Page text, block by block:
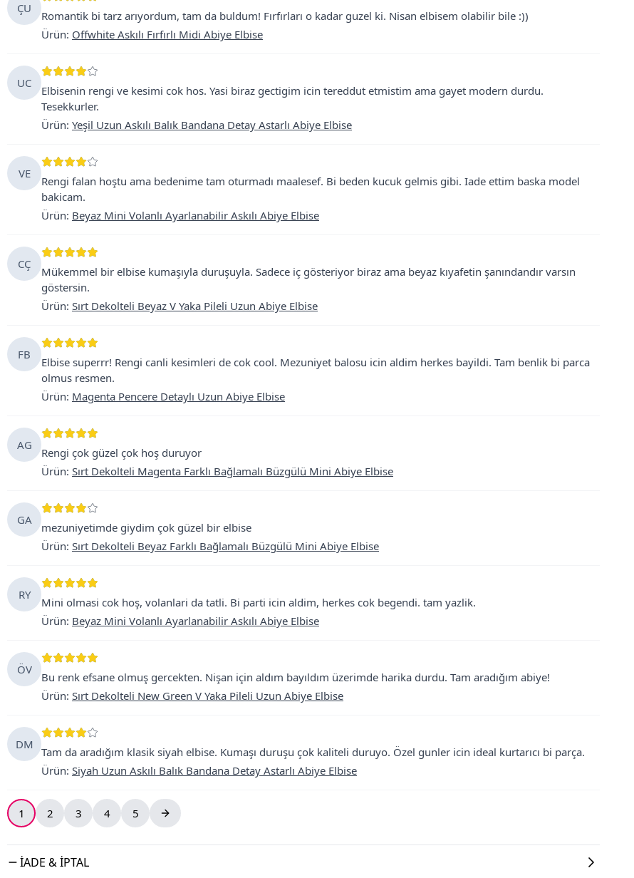
ÇU
Romantik bi tarz arıyordum, tam da buldum! Fırfırları o kadar guzel ki. Nisan elbisem olabilir bile :))
Ürün: Offwhite Askılı Fırfırlı Midi Abiye Elbise
UC
Elbisenin rengi ve kesimi cok hos. Yasi biraz gectigim icin tereddut etmistim ama gayet modern durdu.
Tesekkurler.
Ürün: Yeşil Uzun Askılı Balık Bandana Detay Astarlı Abiye Elbise
VE
Rengi falan hoştu ama bedenime tam oturmadı maalesef. Bi beden kucuk gelmis gibi. Iade ettim baska model
bakicam.
Ürün: Beyaz Mini Volanlı Ayarlanabilir Askılı Abiye Elbise
CÇ
Mükemmel bir elbise kumaşıyla duruşuyla. Sadece iç gösteriyor biraz ama beyaz kıyafetin şanındandır varsın
göstersin.
Ürün: Sırt Dekolteli Beyaz V Yaka Pileli Uzun Abiye Elbise
FB
Elbise superrr! Rengi canli kesimleri de cok cool. Mezuniyet balosu icin aldim herkes bayildi. Tam benlik bi parca
olmus resmen.
Ürün: Magenta Pencere Detaylı Uzun Abiye Elbise
AG
Rengi çok güzel çok hoş duruyor
Ürün: Sırt Dekolteli Magenta Farklı Bağlamalı Büzgülü Mini Abiye Elbise
GA
mezuniyetimde giydim çok güzel bir elbise
Ürün: Sırt Dekolteli Beyaz Farklı Bağlamalı Büzgülü Mini Abiye Elbise
RY
Mini olmasi cok hoş, volanlari da tatli. Bi parti icin aldim, herkes cok begendi. tam yazlik.
Ürün: Beyaz Mini Volanlı Ayarlanabilir Askılı Abiye Elbise
ÖV
Bu renk efsane olmuş gercekten. Nişan için aldım bayıldım üzerimde harika durdu. Tam aradığım abiye!
Ürün: Sırt Dekolteli New Green V Yaka Pileli Uzun Abiye Elbise
DM
Tam da aradığım klasik siyah elbise. Kumaşı duruşu çok kaliteli duruyo. Özel gunler icin ideal kurtarıcı bi parça.
Ürün: Siyah Uzun Askılı Balık Bandana Detay Astarlı Abiye Elbise
1 2 3 4 5
İADE & İPTAL